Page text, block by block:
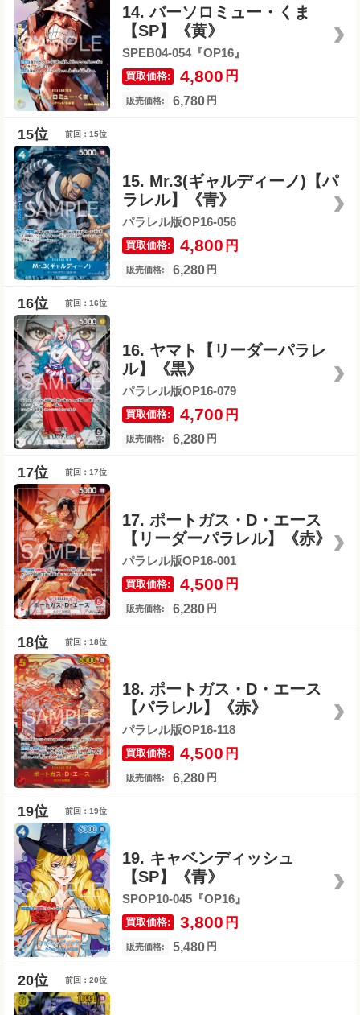
14. バーソロミュー・くま
【SP】《黄》
SPEB04-054『OP16』
買取価格: 4,800 円
販売価格: 6,780 円
前回：15位
15. Mr.3(ギャルディーノ)【パ
ラレル】《青》
パラレル版OP16-056
買取価格: 4,800 円
販売価格: 6,280 円
前回：16位
16. ヤマト【リーダーパラレ
ル】《黒》
パラレル版OP16-079
買取価格: 4,700 円
販売価格: 6,280 円
前回：17位
17. ポートガス・D・エース
【リーダーパラレル】《赤》
パラレル版OP16-001
買取価格: 4,500 円
販売価格: 6,280 円
前回：18位
18. ポートガス・D・エース
【パラレル】《赤》
パラレル版OP16-118
買取価格: 4,500 円
販売価格: 6,280 円
前回：19位
19. キャベンディッシュ
【SP】《青》
SPOP10-045『OP16』
買取価格: 3,800 円
販売価格: 5,480 円
前回：20位